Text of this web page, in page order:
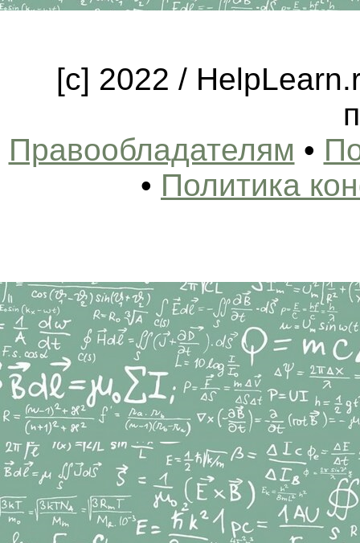
[c] 2022 /
Правообладателям •
• Политика